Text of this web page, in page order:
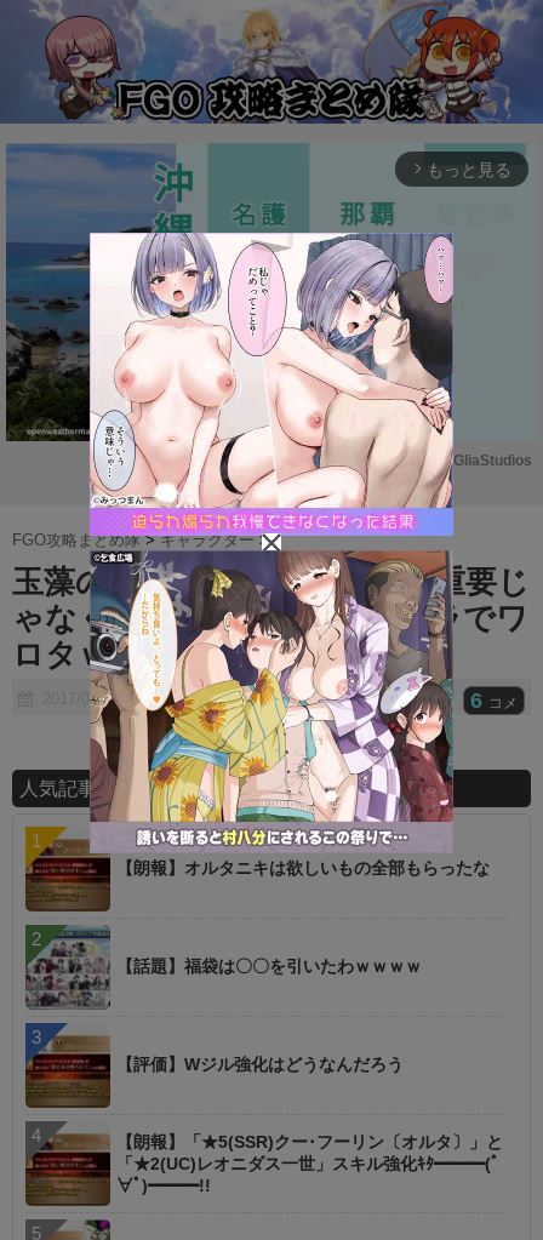
arrow_forward_ios もっと見る
M
u
t
e
Powered by GliaStudios
FGO攻略まとめ隊 >キャラクター >
玉藻のスキル２ってそこまで重要じ
ゃなくね？ ⇒ 意見バラバラでワ
ロタｗｗｗｗ
2017/07/08 6 コメ
人気記事ランキング
【朗報】オルタニキは欲しいもの全部もらったな
【話題】福袋は〇〇を引いたわｗｗｗｗ
【評価】Wジル強化はどうなんだろう
【朗報】「★5(SSR)クー･フーリン〔オルタ〕」と
「★2(UC)レオニダス一世」スキル強化ｷﾀ━━━(ﾟ
∀ﾟ)━━━!!